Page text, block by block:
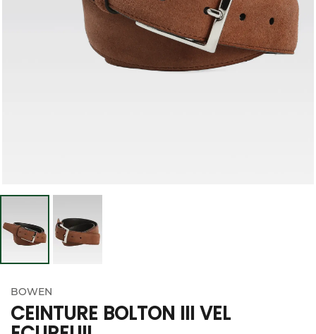
BOWEN
CEINTURE BOLTON III VEL